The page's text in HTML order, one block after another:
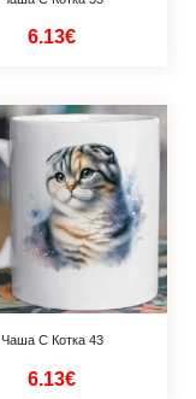
6.13€
Чаша С Котка 43
6.13€